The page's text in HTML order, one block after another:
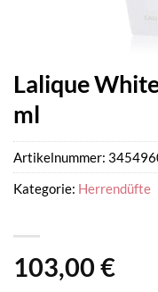
Lalique
ml
103,00 €
Artikelnummer:
Kategorie: Herrendüfte